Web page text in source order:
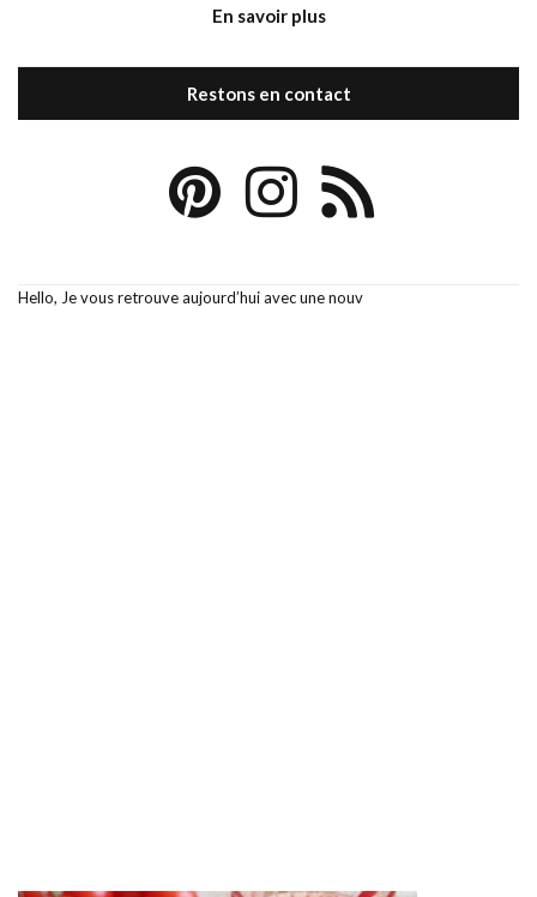
En savoir plus
Restons en contact
Hello, Je vous retrouve aujourd’hui avec une nouv